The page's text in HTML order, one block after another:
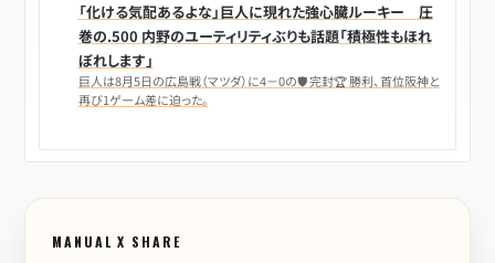
「化ける気配あるよな」巨人に現れた強心臓ルーキー 圧
巻の.500 内野のユーティリティぶりも話題「積極性もほれ
ぼれします」
巨人は8月5日の広島戦（マツダ）に4－0の🛡 完封🏆 勝利、首位阪神と
再び1ゲーム差に迫った。
MANUAL X SHARE